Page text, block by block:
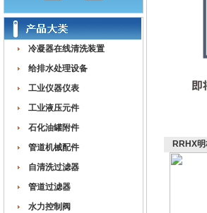
冷凝器在线清洗装置
给排水处理设备
工业仪器仪表
工业液压元件
石化油罐附件
管道机械配件
自清洗过滤器
管道过滤器
水力控制阀
RRHX